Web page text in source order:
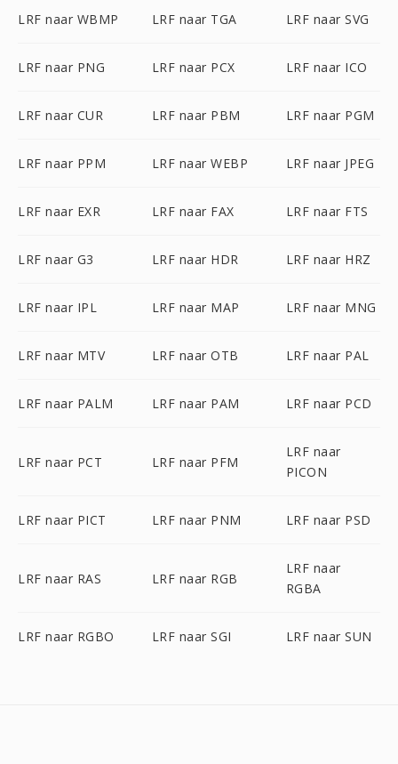
LRF naar WBMP LRF naar TGA LRF naar SVG
LRF naar PNG LRF naar PCX LRF naar ICO
LRF naar CUR LRF naar PBM LRF naar PGM
LRF naar PPM LRF naar WEBP LRF naar JPEG
LRF naar EXR LRF naar FAX LRF naar FTS
LRF naar G3 LRF naar HDR LRF naar HRZ
LRF naar IPL LRF naar MAP LRF naar MNG
LRF naar MTV LRF naar OTB LRF naar PAL
LRF naar PALM LRF naar PAM LRF naar PCD
LRF naar PCT LRF naar PFM
LRF naar
PICON
LRF naar PICT LRF naar PNM LRF naar PSD
LRF naar RAS LRF naar RGB
LRF naar
RGBA
LRF naar RGBO LRF naar SGI LRF naar SUN